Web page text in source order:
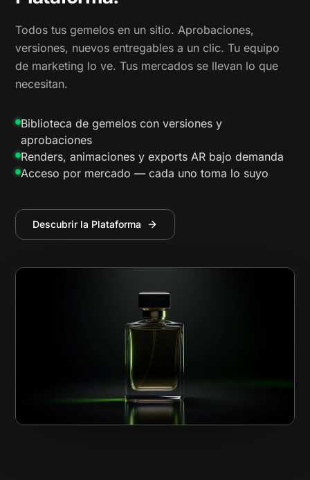
Todos tus gemelos en un sitio. Aprobaciones,
versiones, nuevos entregables a un clic. Tu equipo
de marketing lo ve. Tus mercados se llevan lo que
necesitan.
Biblioteca de gemelos con versiones y
aprobaciones
Renders, animaciones y exports AR bajo demanda
Acceso por mercado — cada uno toma lo suyo
Descubrir la Plataforma